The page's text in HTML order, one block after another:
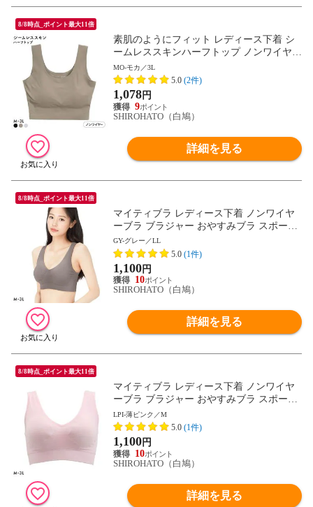
8/8時点_ポイント最大11倍
素肌のようにフィット レディース下着 シ
ームレススキンハーフトップ ノンワイヤー
ブラジャー M L LL 3L 大きいサイズ リラ
ックス ナイトブラ 単品
MO-モカ／3L
5.0 (2件)
1,078円
9
SHIROHATO（白鳩）
詳細を見る
8/8時点_ポイント最大11倍
マイティブラ レディース下着 ノンワイヤ
ーブラ ブラジャー おやすみブラ スポーツ
ブラ ワイヤレスブラ ナイトブラ
GY-グレー／LL
5.0 (1件)
1,100円
10
SHIROHATO（白鳩）
詳細を見る
8/8時点_ポイント最大11倍
マイティブラ レディース下着 ノンワイヤ
ーブラ ブラジャー おやすみブラ スポーツ
ブラ ワイヤレスブラ ナイトブラ
LPI-薄ピンク／M
5.0 (1件)
1,100円
10
SHIROHATO（白鳩）
詳細を見る